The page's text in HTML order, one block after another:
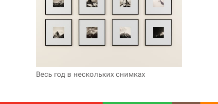
Весь год в нескольких снимках